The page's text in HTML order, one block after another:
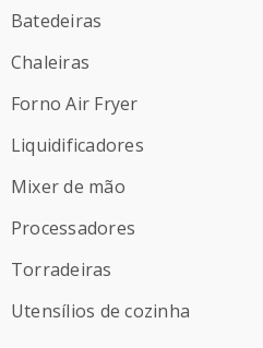
Batedeiras
Chaleiras
Forno Air Fryer
Liquidificadores
Mixer de mão
Processadores
Torradeiras
Utensílios de cozinha